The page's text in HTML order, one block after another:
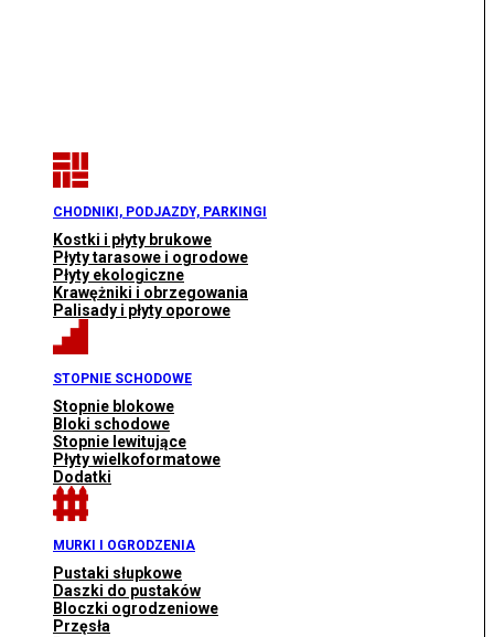
CHODNIKI, PODJAZDY, PARKINGI
Kostki i płyty brukowe
Płyty tarasowe i ogrodowe
Płyty ekologiczne
Krawężniki i obrzegowania
Palisady i płyty oporowe
STOPNIE SCHODOWE
Stopnie blokowe
Bloki schodowe
Stopnie lewitujące
Płyty wielkoformatowe
Dodatki
MURKI I OGRODZENIA
Pustaki słupkowe
Daszki do pustaków
Bloczki ogrodzeniowe
Przęsła